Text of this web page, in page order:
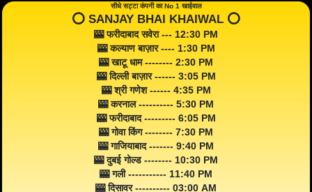
सीधे सट्टा कंपनी का No 1 खाईवाल
⭕️ SANJAY BHAI KHAIWAL ⭕️
🎰 फरीदाबाद सवेरा --- 12:30 PM
🎰 कल्याण बाज़ार ---- 1:30 PM
🎰 खाटू धाम -------- 2:30 PM
🎰 दिल्ली बाज़ार ------ 3:05 PM
🎰 श्री गणेश ------ 4:35 PM
🎰 करनाल ---------- 5:30 PM
🎰 फरीदाबाद --------- 6:05 PM
🎰 गोवा किंग -------- 7:30 PM
🎰 गाजियाबाद ------- 9:40 PM
🎰 दुबई गोल्ड -------- 10:30 PM
🎰 गली ----------- 11:40 PM
🎰 दिसावर ---------- 03:00 AM